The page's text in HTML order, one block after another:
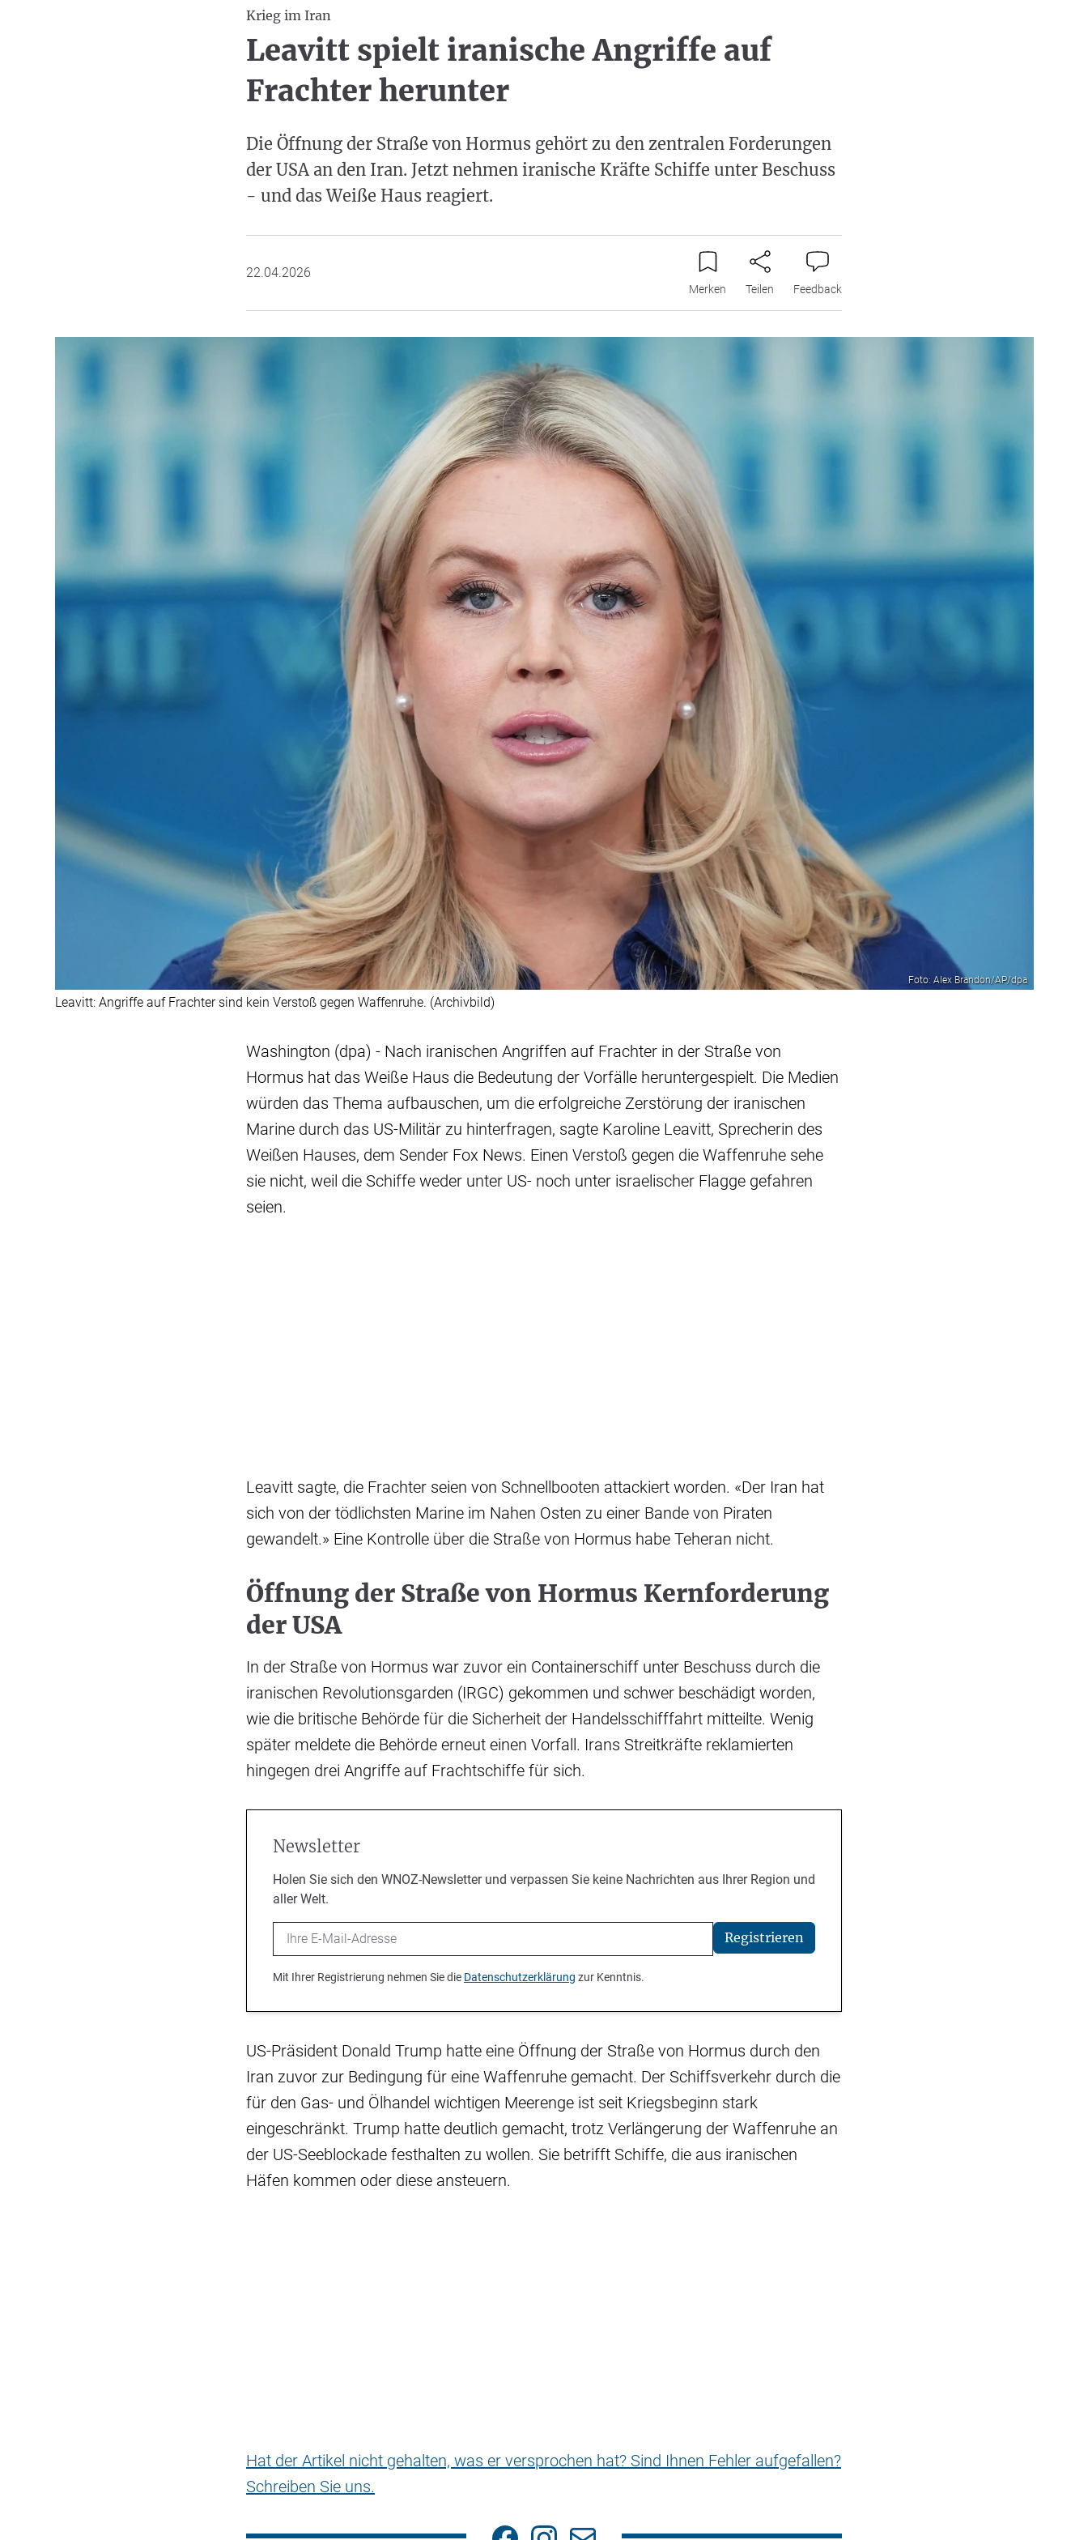
Krieg im Iran
Leavitt spielt iranische Angriffe auf
Frachter herunter
Die Öffnung der Straße von Hormus gehört zu den zentralen Forderungen
der USA an den Iran. Jetzt nehmen iranische Kräfte Schiffe unter Beschuss
- und das Weiße Haus reagiert.
22.04.2026
Merken Teilen Feedback
Foto: Alex Brandon/AP/dpa
Leavitt: Angriffe auf Frachter sind kein Verstoß gegen Waffenruhe. (Archivbild)
Washington (dpa) - Nach iranischen Angriffen auf Frachter in der Straße von
Hormus hat das Weiße Haus die Bedeutung der Vorfälle heruntergespielt. Die Medien
würden das Thema aufbauschen, um die erfolgreiche Zerstörung der iranischen
Marine durch das US-Militär zu hinterfragen, sagte Karoline Leavitt, Sprecherin des
Weißen Hauses, dem Sender Fox News. Einen Verstoß gegen die Waffenruhe sehe
sie nicht, weil die Schiffe weder unter US- noch unter israelischer Flagge gefahren
seien.
Leavitt sagte, die Frachter seien von Schnellbooten attackiert worden. «Der Iran hat
sich von der tödlichsten Marine im Nahen Osten zu einer Bande von Piraten
gewandelt.» Eine Kontrolle über die Straße von Hormus habe Teheran nicht.
Öffnung der Straße von Hormus Kernforderung
der USA
In der Straße von Hormus war zuvor ein Containerschiff unter Beschuss durch die
iranischen Revolutionsgarden (IRGC) gekommen und schwer beschädigt worden,
wie die britische Behörde für die Sicherheit der Handelsschifffahrt mitteilte. Wenig
später meldete die Behörde erneut einen Vorfall. Irans Streitkräfte reklamierten
hingegen drei Angriffe auf Frachtschiffe für sich.
Newsletter
Holen Sie sich den WNOZ-Newsletter und verpassen Sie keine Nachrichten aus Ihrer Region und
aller Welt.
Email Registrieren
Mit Ihrer Registrierung nehmen Sie die Datenschutzerklärung zur Kenntnis.
US-Präsident Donald Trump hatte eine Öffnung der Straße von Hormus durch den
Iran zuvor zur Bedingung für eine Waffenruhe gemacht. Der Schiffsverkehr durch die
für den Gas- und Ölhandel wichtigen Meerenge ist seit Kriegsbeginn stark
eingeschränkt. Trump hatte deutlich gemacht, trotz Verlängerung der Waffenruhe an
der US-Seeblockade festhalten zu wollen. Sie betrifft Schiffe, die aus iranischen
Häfen kommen oder diese ansteuern.
Hat der Artikel nicht gehalten, was er versprochen hat? Sind Ihnen Fehler aufgefallen?
Schreiben Sie uns.